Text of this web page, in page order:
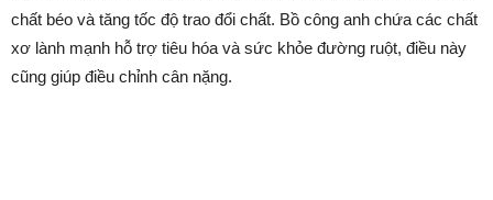
chất béo và tăng tốc độ trao đổi chất. Bồ công anh chứa các chất
xơ lành mạnh hỗ trợ tiêu hóa và sức khỏe đường ruột, điều này
cũng giúp điều chỉnh cân nặng.